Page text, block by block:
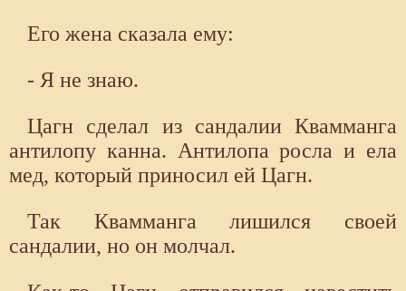
Его жена сказала ему:
- Я не знаю.
Цагн сделал из сандалии Квамманга
антилопу канна. Антилопа росла и ела
мед, который приносил ей Цагн.
Так Квамманга лишился своей
сандалии, но он молчал.